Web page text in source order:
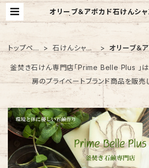
オリーブ＆アボカド石けんシ
| PRIME BELLE PLUS
トップペー
ジ
石けんシャン
プー
オリーブ＆
ンプー
釜焚き石けん専門店「Prime Belle Plus 」
房のプライベートブランド商品を販売